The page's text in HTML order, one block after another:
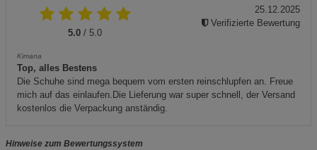
5.0 / 5.0
Kimana
Top, alles Bestens
Die Schuhe sind mega bequem vom ersten reinschlupfen an. Freue
mich auf das einlaufen.Die Lieferung war super schnell, der Versand
kostenlos die Verpackung anständig.
25.12.2025
Verifizierte Bewertung
Hinweise zum Bewertungssystem